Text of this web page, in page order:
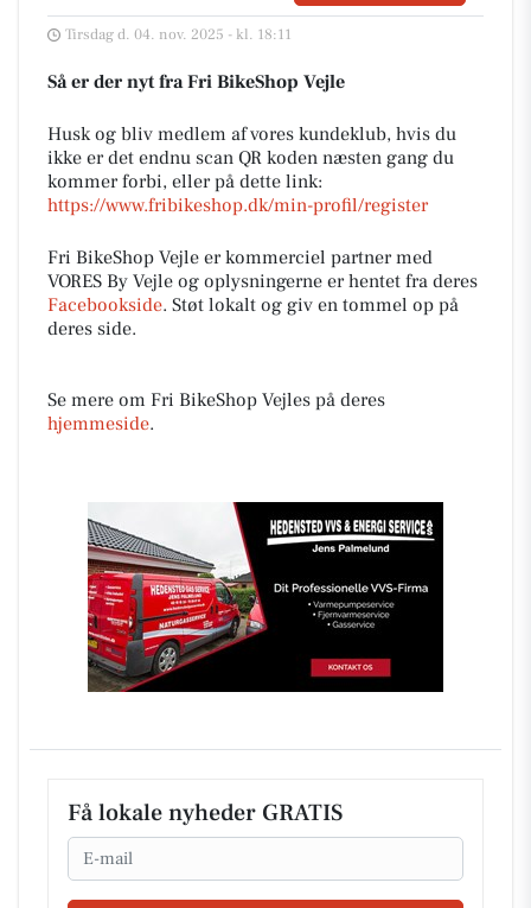
Tirsdag d. 04. nov. 2025 - kl. 18:11
Så er der nyt fra Fri BikeShop Vejle
Husk og bliv medlem af vores kundeklub, hvis du
ikke er det endnu scan QR koden næsten gang du
kommer forbi, eller på dette link:
https://www.fribikeshop.dk/min-profil/register
Fri BikeShop Vejle er kommerciel partner med
VORES By Vejle og oplysningerne er hentet fra deres
Facebookside. Støt lokalt og giv en tommel op på
deres side.
Se mere om Fri BikeShop Vejles på deres
hjemmeside.
Få lokale nyheder GRATIS
Email